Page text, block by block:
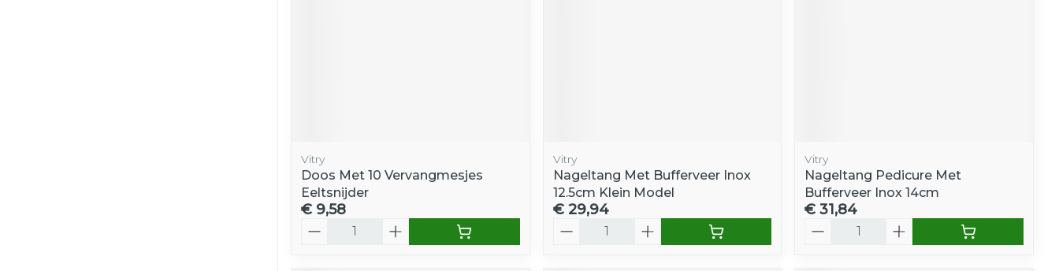
Vitry
Doos Met 10 Vervangmesjes
Eeltsnijder
€ 9,58
Vitry
Nageltang Met Bufferveer Inox
12.5cm Klein Model
€ 29,94
Vitry
Nageltang Pedicure Met
Bufferveer Inox 14cm
€ 31,84